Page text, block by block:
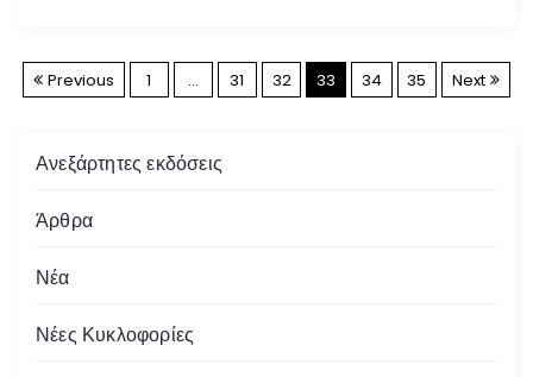
Σ
Previous 1 … 31 32 33 34 35 Next
Ανεξάρτητες εκδόσεις
Άρθρα
Νέα
Νέες Κυκλοφορίες